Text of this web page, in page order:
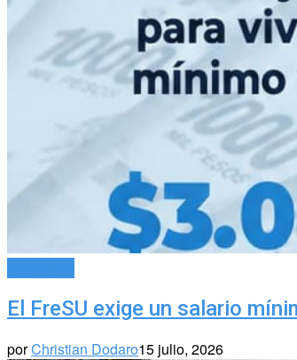
El FreSU exige un salario
porChristian Dodaro15 julio, 2026